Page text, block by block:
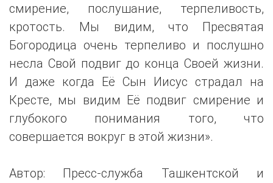
смирение, послушание, терпеливость,
кротость. Мы видим, что Пресвятая
Богородица очень терпеливо и послушно
несла Свой подвиг до конца Своей жизни.
И даже когда Её Сын Иисус страдал на
Кресте, мы видим Её подвиг смирение и
глубокого понимания того, что
совершается вокруг в этой жизни».
Автор: Пресс-служба Ташкентской и